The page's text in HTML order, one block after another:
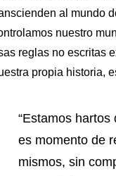
al mundo
nuestro
reglas no escritas
propia historia,
“Estamos
es momento de
mismos, sin